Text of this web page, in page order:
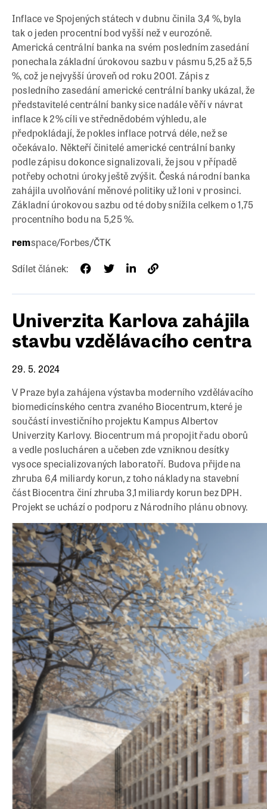
Inflace ve Spojených státech v dubnu činila 3,4 %, byla
tak o jeden procentní bod vyšší než v eurozóně.
Americká centrální banka na svém posledním zasedání
ponechala základní úrokovou sazbu v pásmu 5,25 až 5,5
%, což je nejvyšší úroveň od roku 2001. Zápis z
posledního zasedání americké centrální banky ukázal, že
představitelé centrální banky sice nadále věří v návrat
inflace k 2% cíli ve střednědobém výhledu, ale
předpokládají, že pokles inflace potrvá déle, než se
očekávalo. Někteří činitelé americké centrální banky
podle zápisu dokonce signalizovali, že jsou v případě
potřeby ochotni úroky ještě zvýšit. Česká národní banka
zahájila uvolňování měnové politiky už loni v prosinci.
Základní úrokovou sazbu od té doby snížila celkem o 1,75
procentního bodu na 5,25 %.
remspace/Forbes/ČTK
Sdílet článek:
Univerzita Karlova zahájila
stavbu vzdělávacího centra
29. 5. 2024
V Praze byla zahájena výstavba moderního vzdělávacího
biomedicínského centra zvaného Biocentrum, které je
součástí investičního projektu Kampus Albertov
Univerzity Karlovy. Biocentrum má propojit řadu oborů
a vedle poslucháren a učeben zde vzniknou desítky
vysoce specializovaných laboratoří. Budova přijde na
zhruba 6,4 miliardy korun, z toho náklady na stavební
část Biocentra činí zhruba 3,1 miliardy korun bez DPH.
Projekt se uchází o podporu z Národního plánu obnovy.